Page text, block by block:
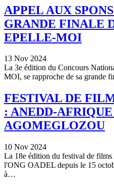
APPEL AUX
GRANDE FINALE
EPELLE-MOI
13 Nov 2024
La 3e édition du Concours
MOI, se rapproche de sa grande
FESTIVAL DE
: ANEDD-
AGOMEGLOZOU
10 Nov 2024
La 18e édition du festival de
l'ONG OADEL depuis le 15
à…